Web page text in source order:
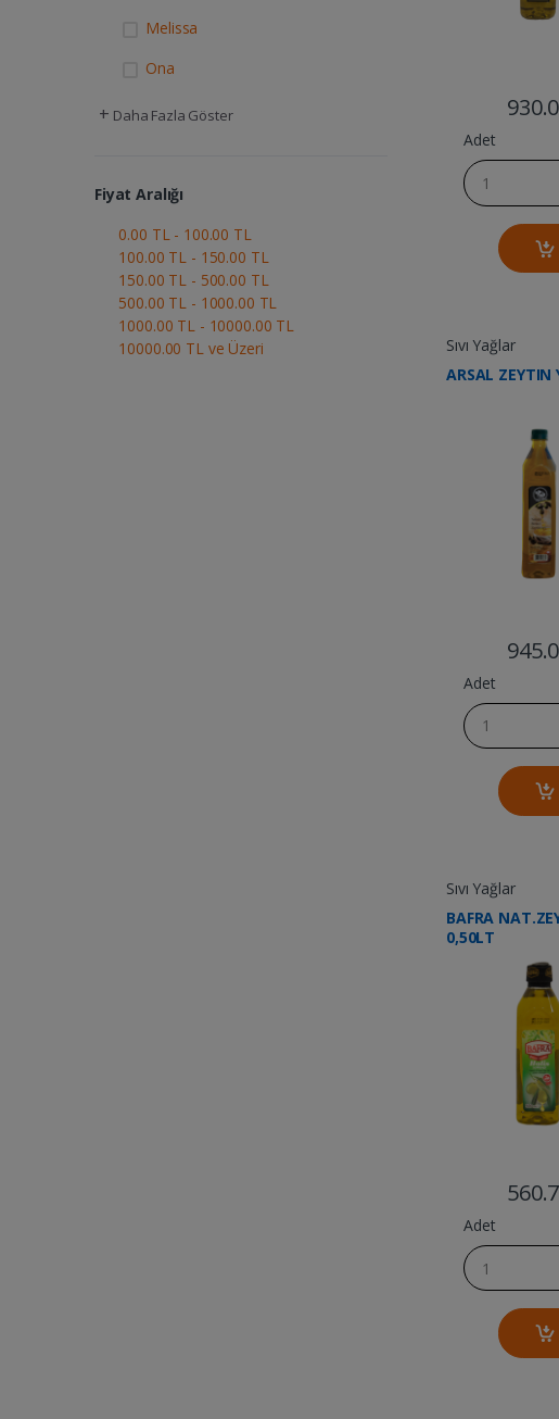
Melissa
Ona
+ Daha Fazla Göster
Fiyat Aralığı
0.00 TL - 100.00 TL
100.00 TL - 150.00 TL
150.00 TL - 500.00 TL
500.00 TL - 1000.00 TL
1000.00 TL - 10000.00 TL
10000.00 TL ve Üzeri
Adet
Sıvı Yağlar
ARSAL ZEYTIN
Adet
Sıvı Yağlar
BAFRA
0,50LT
Adet